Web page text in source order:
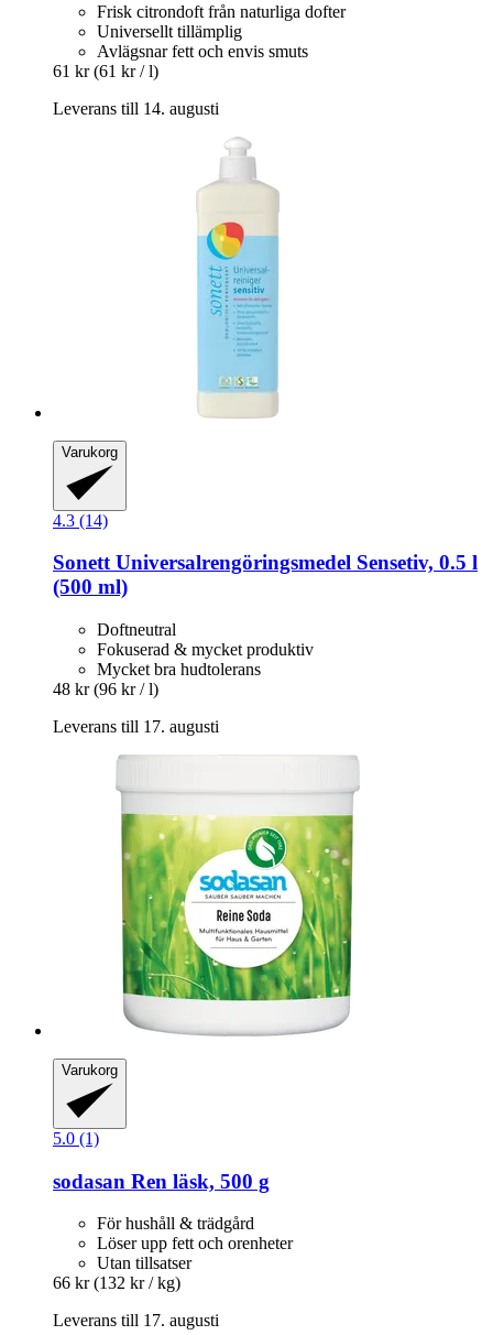
Frisk citrondoft från naturliga dofter
Universellt tillämplig
Avlägsnar fett och envis smuts
61 kr (61 kr / l)
Leverans till 14. augusti
Varukorg
4.3 (14)
SonettUniversalrengöringsmedel Sensetiv, 0.5 l
(500 ml)
Doftneutral
Fokuserad & mycket produktiv
Mycket bra hudtolerans
48 kr (96 kr / l)
Leverans till 17. augusti
Varukorg
5.0 (1)
sodasan Ren läsk, 500 g
För hushåll & trädgård
Löser upp fett och orenheter
Utan tillsatser
66 kr (132 kr / kg)
Leverans till 17. augusti